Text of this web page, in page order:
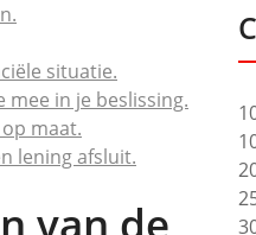
situatie.
mee in je beslissing.
maat.
lening afsluit.
van de